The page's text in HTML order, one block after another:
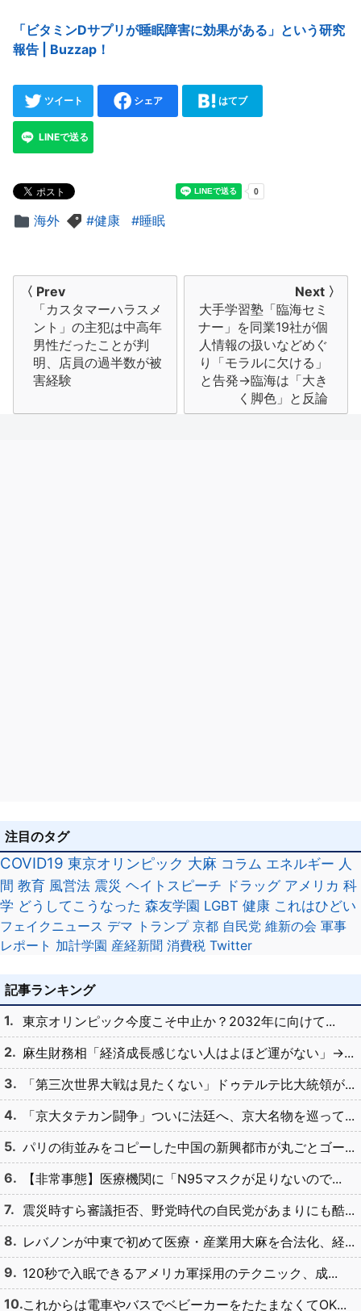
「ビタミンDサプリが睡眠障害に効果がある」という研究
報告 | Buzzap！
ツイート シェア はてブ
LINEで送る
海外 健康 睡眠
〈 Prev
「カスタマーハラスメ
ント」の主犯は中高年
男性だったことが判
明、店員の過半数が被
害経験
Next 〉
大手学習塾「臨海セミ
ナー」を同業19社が個
人情報の扱いなどめぐ
り「モラルに欠ける」
と告発→臨海は「大き
く脚色」と反論
注目のタグ
COVID19 東京オリンピック 大麻 コラム エネルギー 人
間 教育 風営法 震災 ヘイトスピーチ ドラッグ アメリカ 科
学 どうしてこうなった 森友学園 LGBT 健康 これはひどい
フェイクニュース デマ トランプ 京都 自民党 維新の会 軍事
レポート 加計学園 産経新聞 消費税 Twitter
記事ランキング
東京オリンピック今度こそ中止か？2032年に向けて...
麻生財務相「経済成長感じない人はよほど運がない」→...
「第三次世界大戦は見たくない」ドゥテルテ比大統領が...
「京大タテカン闘争」ついに法廷へ、京大名物を巡って...
パリの街並みをコピーした中国の新興都市が丸ごとゴー...
【非常事態】医療機関に「N95マスクが足りないので...
震災時すら審議拒否、野党時代の自民党があまりにも酷...
レバノンが中東で初めて医療・産業用大麻を合法化、経...
120秒で入眠できるアメリカ軍採用のテクニック、成...
これからは電車やバスでベビーカーをたたまなくてOK...